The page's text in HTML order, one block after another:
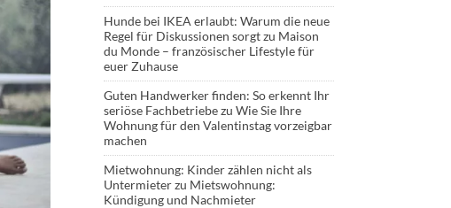
Hunde bei IKEA erlaubt: Warum die neue
Regel für Diskussionen sorgtzu Maison
du Monde – französischer Lifestyle für
euer Zuhause
Guten Handwerker finden: So erkennt Ihr
seriöse Fachbetriebezu Wie Sie Ihre
Wohnung für den Valentinstag vorzeigbar
machen
Mietwohnung: Kinder zählen nicht als
Untermieterzu Mietswohnung:
Kündigung und Nachmieter